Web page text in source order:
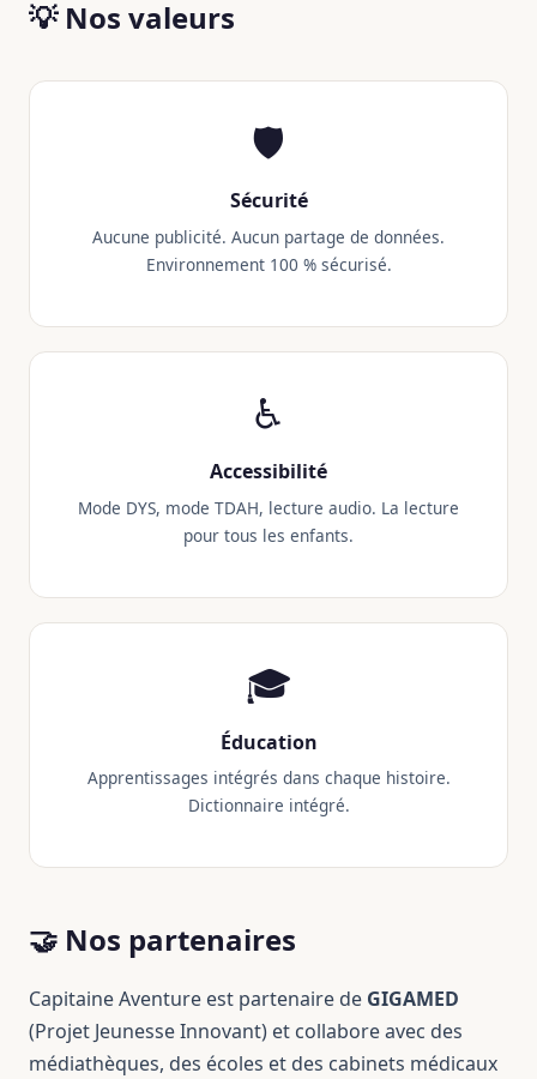
💡 Nos valeurs
🛡️
Sécurité
Aucune publicité. Aucun partage de données.
Environnement 100 % sécurisé.
♿
Accessibilité
Mode DYS, mode TDAH, lecture audio. La lecture
pour tous les enfants.
🎓
Éducation
Apprentissages intégrés dans chaque histoire.
Dictionnaire intégré.
🤝 Nos partenaires
Capitaine Aventure est partenaire de GIGAMED
(Projet Jeunesse Innovant) et collabore avec des
médiathèques, des écoles et des cabinets médicaux